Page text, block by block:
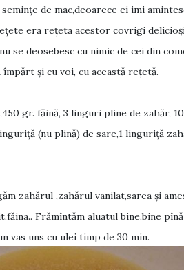
de mac,deoarece ei imi
era rețeta acestor covrigi
se deosebesc cu nimic de cei din
și cu voi, cu această rețetă.
gr. făină, 3 linguri pline de zahăr,
(nu plină) de sare,1 linguriţă
zahărul ,zahărul vanilat,sarea şi
Frămîntăm aluatul bine,bine
vas uns cu ulei timp de 30 min.